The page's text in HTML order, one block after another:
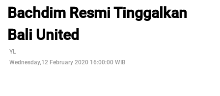
Bachdim Resmi Tinggalkan
Bali United
YL
Wednesday,12 February 2020 16:00:00 WIB